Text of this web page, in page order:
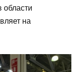
области
на